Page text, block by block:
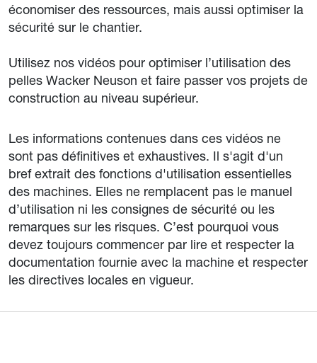
économiser des ressources, mais aussi optimiser la
sécurité sur le chantier.
Utilisez nos vidéos pour optimiser l’utilisation des
pelles Wacker Neuson et faire passer vos projets de
construction au niveau supérieur.
Les informations contenues dans ces vidéos ne
sont pas définitives et exhaustives. Il s'agit d'un
bref extrait des fonctions d'utilisation essentielles
des machines. Elles ne remplacent pas le manuel
d’utilisation ni les consignes de sécurité ou les
remarques sur les risques. C’est pourquoi vous
devez toujours commencer par lire et respecter la
documentation fournie avec la machine et respecter
les directives locales en vigueur.